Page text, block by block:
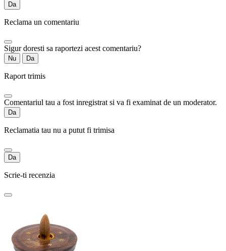
Da
Reclama un comentariu
Sigur doresti sa raportezi acest comentariu?
Nu Da
Raport trimis
Comentariul tau a fost inregistrat si va fi examinat de un moderator.
Da
Reclamatia tau nu a putut fi trimisa
Da
Scrie-ti recenzia